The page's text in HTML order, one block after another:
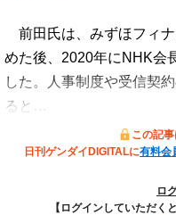
前田氏は、みずほフィ
めた後、2020年にNHK会
した。人事制度や受信契
ると…
この記事
日刊ゲンダイDIGITALに有料会
ロ
【ログインしていただく